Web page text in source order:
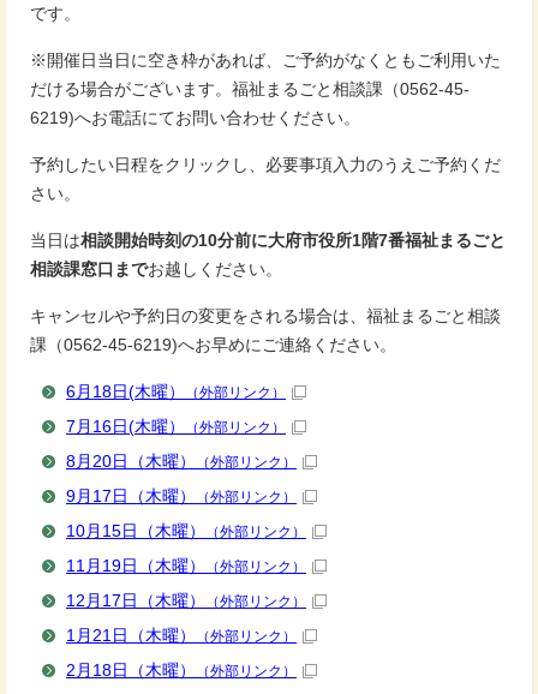
です。
※開催日当日に空き枠があれば、ご予約がなくともご利用いた
だける場合がございます。福祉まるごと相談課（0562-45-
6219)へお電話にてお問い合わせください。
予約したい日程をクリックし、必要事項入力のうえご予約くだ
さい。
当日は相談開始時刻の10分前に大府市役所1階7番福祉まるごと
相談課窓口までお越しください。
キャンセルや予約日の変更をされる場合は、福祉まるごと相談
課（0562-45-6219)へお早めにご連絡ください。
6月18日(木曜） （外部リンク）
7月16日(木曜） （外部リンク）
8月20日（木曜） （外部リンク）
9月17日（木曜） （外部リンク）
10月15日（木曜） （外部リンク）
11月19日（木曜） （外部リンク）
12月17日（木曜） （外部リンク）
1月21日（木曜） （外部リンク）
2月18日（木曜） （外部リンク）